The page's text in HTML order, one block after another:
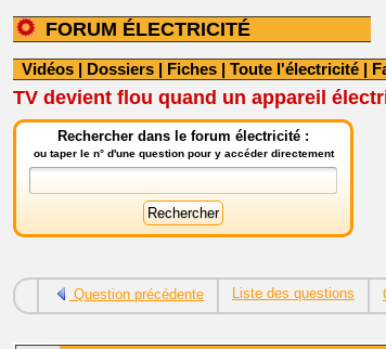
FORUM ÉLECTRICITÉ
Vidéos | Dossiers | Fiches | Toute l'électricité |
TV devient flou quand un appareil
Rechercher dans le forum électricité :
ou taper le n° d'une question pour y accéder directement
Question précédente Liste des questions